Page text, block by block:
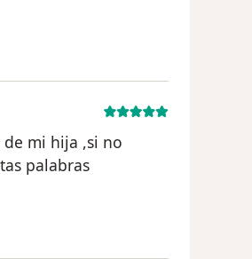
de mi hija ,si no
palabras
anónimo